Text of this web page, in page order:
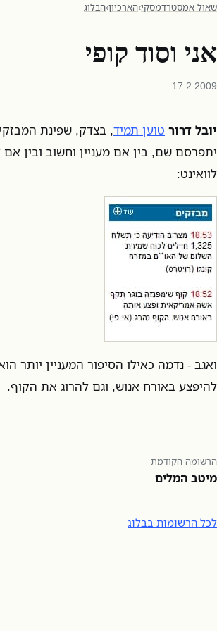
שאול אמסטרדמסקי›הארכיון›הבלוג
אני וסוד קופי
17.2.2009
יובל דרור טוען תמיד, בצדק, שפינת
יתפרסם שם, בין אם מעניין וחשוב ובין
לוואינט:
ואגב - נדמה כאילו הסיפור המעניין יותר
להיפצע באורח אנוש, וגם להרוג את הקוף.
הרשומה הקודמת
מיטב המלים
לכל הרשומות בבלוג